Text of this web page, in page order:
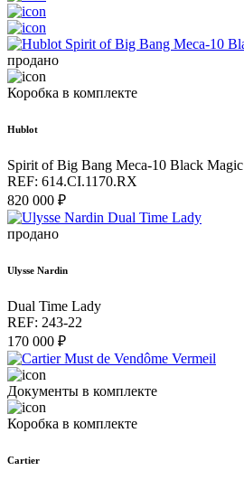
продано
Коробка в комплекте
Hublot
Spirit of Big Bang Meca-10 Black Magic
REF: 614.CI.1170.RX
820 000 ₽
продано
Ulysse Nardin
Dual Time Lady
REF: 243-22
170 000 ₽
Документы в комплекте
Коробка в комплекте
Cartier